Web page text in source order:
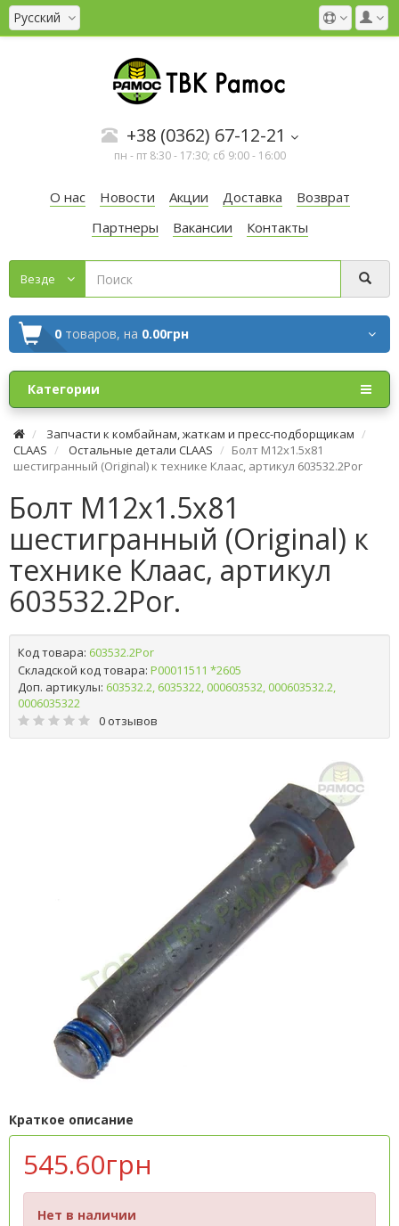
Русский
+38 (0362) 67-12-21
пн - пт 8:30 - 17:30; сб 9:00 - 16:00
О нас Новости Акции Доставка
Возврат
Партнеры
Вакансии Контакты
Везде
0 товаров, на 0.00грн
Категории
Запчасти к комбайнам, жаткам и пресс-подборщикам
CLAAS
Остальные детали CLAAS
Болт М12х1.5х81
шестигранный (Original) к технике Клаас, артикул 603532.2Por
Болт М12х1.5х81
шестигранный (Original) к
технике Клаас, артикул
603532.2Por.
Код товара: 603532.2Por
Складской код товара: Р00011511 *2605
Доп. артикулы: 603532.2, 6035322, 000603532, 000603532.2,
0006035322
0 отзывов
Краткое описание
545.60грн
Нет в наличии